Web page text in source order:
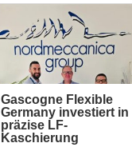
Gascogne Flexible
Germany investiert in
präzise LF-
Kaschierung